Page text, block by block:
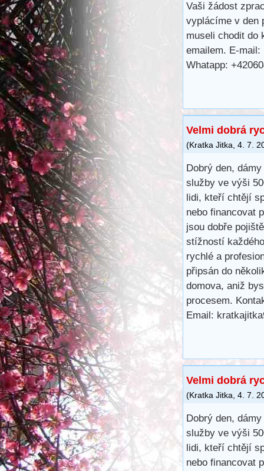
Vaši žádost
vyplácíme v den
museli chodit do
emailem. E-mail:
Whatapp:
Velmi dobrá
(Kratka Jitka, 4. 7.
Dobrý den,
služby ve výši
lidi, kteří chtějí
nebo financovat
jsou dobře
stížností
rychlé a
připsán do
domova, aniž
procesem.
Email:
Velmi dobrá
(Kratka Jitka, 4. 7.
Dobrý den,
služby ve výši
lidi, kteří chtějí
nebo financovat